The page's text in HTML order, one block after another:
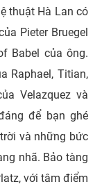
thuật Hà Lan có
Pieter Bruegel
Babel của ông.
Raphael, Titian,
Velazquez và
để bạn ghé
và những bức
nhã. Bảo tàng
với tâm điểm